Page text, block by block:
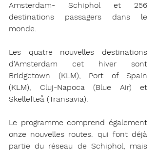
Amsterdam- Schiphol et 256
destinations passagers dans le
monde.
Les quatre nouvelles destinations
d'Amsterdam cet hiver sont
Bridgetown (KLM), Port of Spain
(KLM), Cluj-Napoca (Blue Air) et
Skellefteå (Transavia).
Le programme comprend également
onze nouvelles routes. qui font déjà
partie du réseau de Schiphol, mais